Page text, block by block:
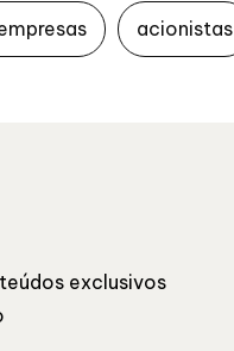
acionistas
exclusivos